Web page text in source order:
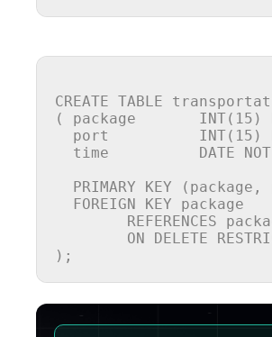
CREATE TABLE
INT( 15 )
INT( 15 )
time
DATE NOT
PRIMARY KEY
FOREIGN
KEY package
REFERENCES
ON
DELETE
);